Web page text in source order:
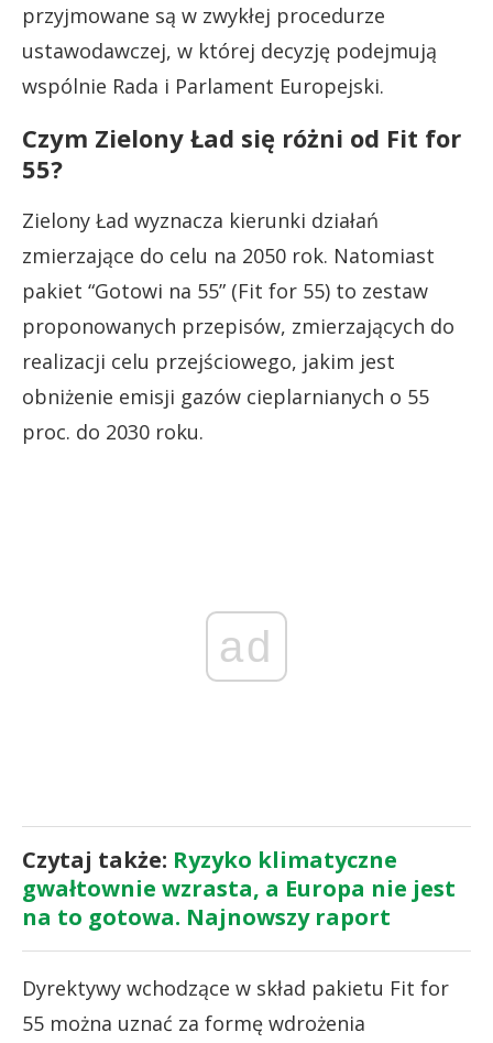
przyjmowane są w zwykłej procedurze
ustawodawczej, w której decyzję podejmują
wspólnie Rada i Parlament Europejski.
Czym Zielony Ład się różni od Fit for
55?
Zielony Ład wyznacza kierunki działań
zmierzające do celu na 2050 rok. Natomiast
pakiet “Gotowi na 55” (Fit for 55) to zestaw
proponowanych przepisów, zmierzających do
realizacji celu przejściowego, jakim jest
obniżenie emisji gazów cieplarnianych o 55
proc. do 2030 roku.
ad
Czytaj także: Ryzyko klimatyczne
gwałtownie wzrasta, a Europa nie jest
na to gotowa. Najnowszy raport
Dyrektywy wchodzące w skład pakietu Fit for
55 można uznać za formę wdrożenia